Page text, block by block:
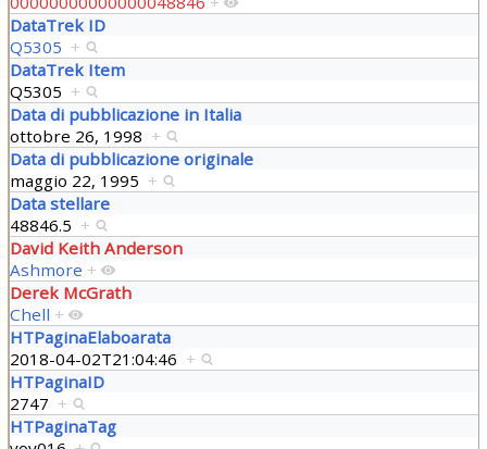
DataTrek ID
Q5305 +
DataTrek Item
Q5305 +
Data di pubblicazione in Italia
ottobre 26, 1998 +
Data di pubblicazione originale
maggio 22, 1995 +
Data stellare
48846.5 +
David Keith Anderson
Ashmore +
Derek McGrath
Chell +
HTPaginaElaboarata
2018-04-02T21:04:46 +
HTPaginaID
2747 +
HTPaginaTag